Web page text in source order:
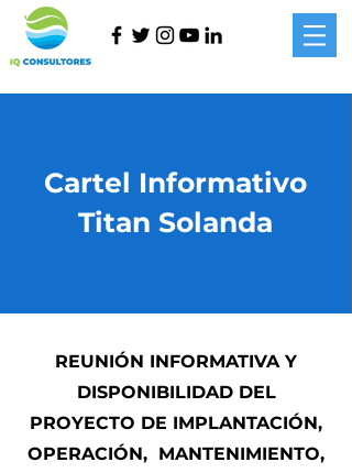
Cartel Informativo
Titan Solanda
REUNIÓN INFORMATIVA Y
DISPONIBILIDAD DEL
PROYECTO DE IMPLANTACIÓN,
OPERACIÓN, MANTENIMIENTO,